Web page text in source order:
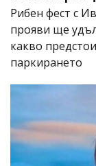
Рибен фест с
прояви ще
какво
паркирането